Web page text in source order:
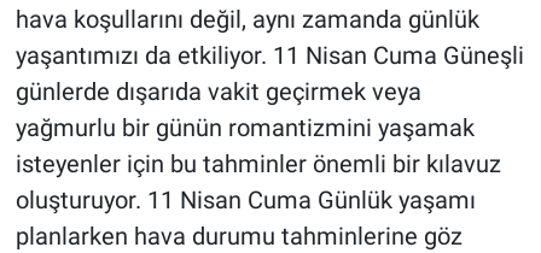
hava koşullarını değil, aynı zamanda günlük
yaşantımızı da etkiliyor. 11 Nisan Cuma Güneşli
günlerde dışarıda vakit geçirmek veya
yağmurlu bir günün romantizmini yaşamak
isteyenler için bu tahminler önemli bir kılavuz
oluşturuyor. 11 Nisan Cuma Günlük yaşamı
planlarken hava durumu tahminlerine göz